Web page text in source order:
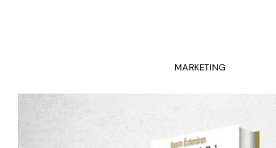
MARKETING